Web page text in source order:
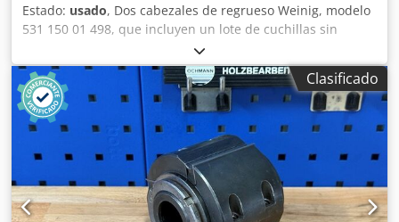
Estado: usado, Dos cabezales de regrueso Weinig, modelo
531 150 01 498, que incluyen un lote de cuchillas sin
revisar. Datos técnicos: Dcsdpfozryhcex Apiek - Sistema de
cuchillas: Centrolock - Cuchillas: Z4 - Diámetro del círculo
de corte: 150 mm - Agujero: 50 mm - Longitud: 310 mm -
Material: Acero - Marcado: MEC
Clasificado